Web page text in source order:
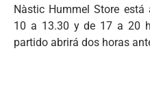
Nàstic Hummel Store
10 a 13.30 y de 17 a 20
partido abrirá dos horas